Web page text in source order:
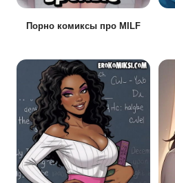
Порно комиксы про MILF